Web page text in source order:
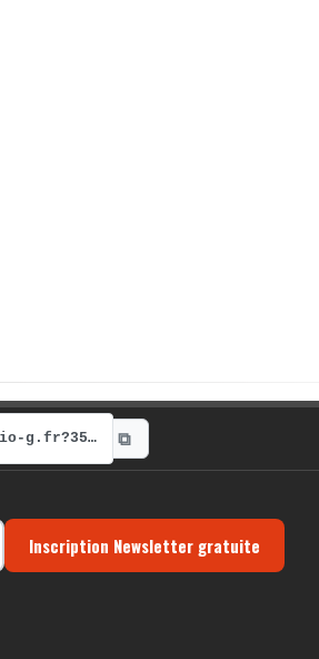
https://radio-g.fr?3522 ⧉
Inscription Newsletter gratuite